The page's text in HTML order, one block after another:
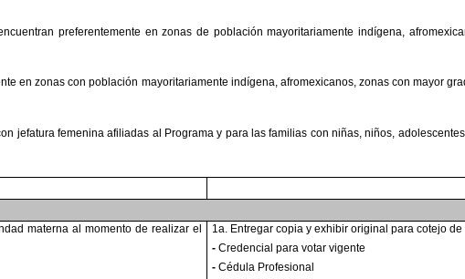
preferentemente en zonas de población mayoritariamente indígena,
en zonas con población mayoritariamente indígena, afromexicanos, zonas con mayor
jefatura femenina afiliadas al Programa y para las familias con niñas, niños,
materna al momento de realizar el
1a. Entregar copia y exhibir original para cotejo de
-Credencial para votar vigente
-Cédula Profesional